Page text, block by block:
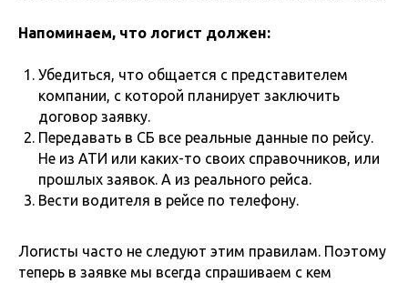
Напоминаем, что логист должен:
Убедиться, что общается с представителем
компании, с которой планирует заключить
договор заявку.
Передавать в СБ все реальные данные по рейсу.
Не из АТИ или каких-то своих справочников, или
прошлых заявок. А из реального рейса.
Вести водителя в рейсе по телефону.
Логисты часто не следуют этим правилам. Поэтому
теперь в заявке мы всегда спрашиваем с кем